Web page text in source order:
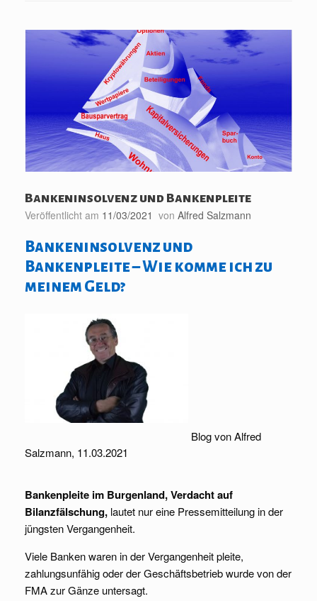
Bankeninsolvenz und Bankenpleite
Veröffentlicht am 11/03/2021 von Alfred Salzmann
Bankeninsolvenz und
Bankenpleite – Wie komme ich zu
meinem Geld?
Blog von Alfred
Salzmann, 11.03.2021
Bankenpleite im Burgenland, Verdacht auf
Bilanzfälschung, lautet nur eine Pressemitteilung in der
jüngsten Vergangenheit.
Viele Banken waren in der Vergangenheit pleite,
zahlungsunfähig oder der Geschäftsbetrieb wurde von der
FMA zur Gänze untersagt.